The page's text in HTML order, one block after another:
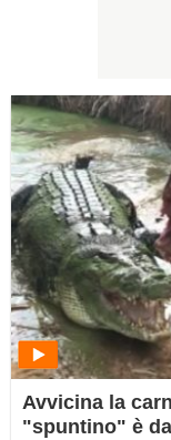
Avvicina la
"spuntino" è